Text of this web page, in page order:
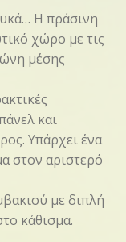
Η πράσινη
χώρο με τις
μέσης
και
Υπάρχει ένα
στον αριστερό
με διπλή
κάθισμα.